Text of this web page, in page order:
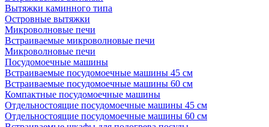
Вытяжки каминного типа
Островные вытяжки
Микроволновые печи
Встраиваемые микроволновые печи
Микроволновые печи
Посудомоечные машины
Встраиваемые посудомоечные машины 45 см
Встраиваемые посудомоечные машины 60 см
Компактные посудомоечные машины
Отдельностоящие посудомоечные машины 45 см
Отдельностоящие посудомоечные машины 60 см